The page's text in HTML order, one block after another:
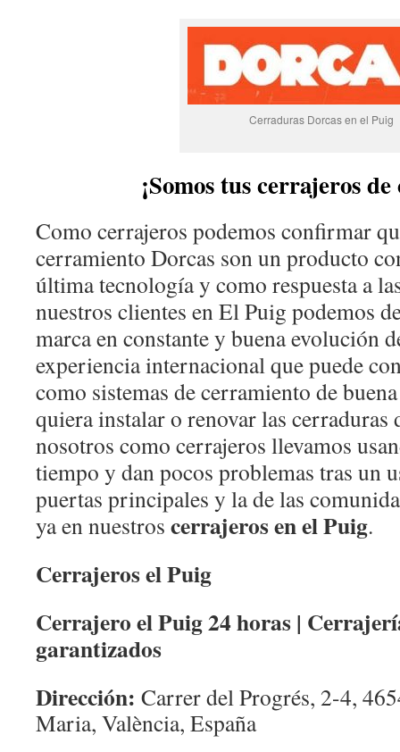
Cerraduras Dorcas en el Puig
¡Somos tus cerrajeros
Como cerrajeros podemos confirmar
cerramiento Dorcas son un producto
última tecnología y como respuesta a
nuestros clientes en El Puig podemos
marca en constante y buena evolución
experiencia internacional que puede
como sistemas de cerramiento de
quiera instalar o renovar las cerraduras
nosotros como cerrajeros llevamos
tiempo y dan pocos problemas tras un
puertas principales y la de las
ya en nuestros cerrajeros en el Puig.
Cerrajeros el Puig
Cerrajero el Puig 24 horas |
garantizados
Dirección: Carrer del Progrés, 2-4,
Maria, València, España